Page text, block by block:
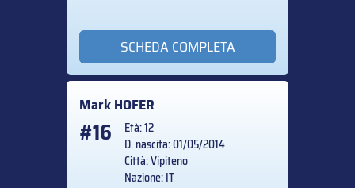
SCHEDA COMPLETA
MarkHOFER
#16
Età: 12
D. nascita: 01/05/2014
Città: Vipiteno
Nazione: IT